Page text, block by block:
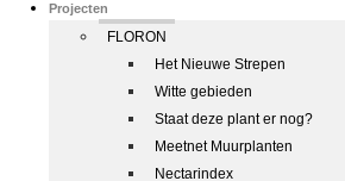
Projecten
FLORON
Het Nieuwe Strepen
Witte gebieden
Staat deze plant er nog?
Meetnet Muurplanten
Nectarindex